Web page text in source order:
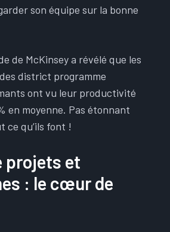
son équipe sur la bonne
de McKinsey a révélé que les
district programme
ont vu leur productivité
en moyenne. Pas étonnant
ce qu’ils font !
projets et
: le cœur de